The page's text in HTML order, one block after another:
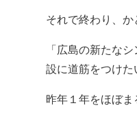
それで終わり、
「広島の新たな
設に道筋をつけた
昨年１年をほぼま